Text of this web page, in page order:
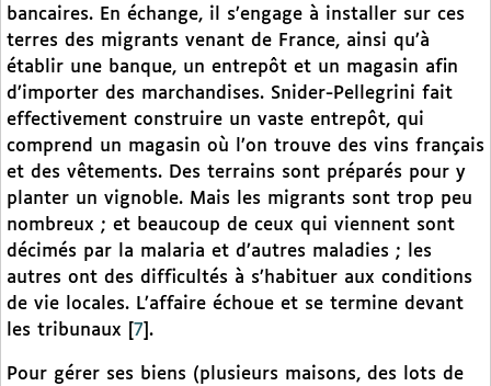
bancaires. En échange, il s’engage à installer sur ces
terres des migrants venant de France, ainsi qu’à
établir une banque, un entrepôt et un magasin afin
d’importer des marchandises. Snider-Pellegrini fait
effectivement construire un vaste entrepôt, qui
comprend un magasin où l’on trouve des vins français
et des vêtements. Des terrains sont préparés pour y
planter un vignoble. Mais les migrants sont trop peu
nombreux ; et beaucoup de ceux qui viennent sont
décimés par la malaria et d’autres maladies ; les
autres ont des difficultés à s’habituer aux conditions
de vie locales. L’affaire échoue et se termine devant
les tribunaux
7 .
Pour gérer ses biens (plusieurs maisons, des lots de